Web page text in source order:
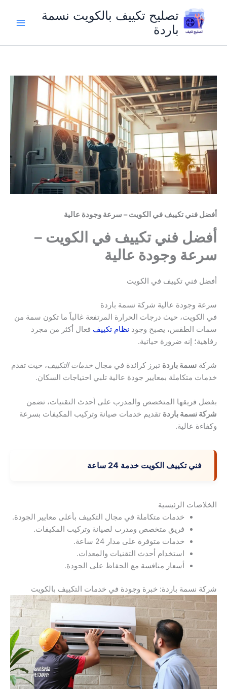
المحتوى
تصليح تكييف بالكويت نسمة
باردة
أفضل فني تكييف في الكويت – سرعة وجودة عالية
أفضل فني تكييف في الكويت –
سرعة وجودة عالية
أفضل فني تكييف في الكويت
سرعة وجودة عالية شركة نسمة باردة
في الكويت، حيث درجات الحرارة المرتفعة غالباً ما تكون سمة من
سمات الطقس، يصبح وجود نظام تكييف فعال أكثر من مجرد
رفاهية؛ إنه ضرورة حياتية.
شركة نسمة باردة تبرز كرائدة في مجال خدمات التكييف، حيث تقدم
خدمات متكاملة بمعايير جودة عالية تلبي احتياجات السكان.
بفضل فريقها المتخصص والمدرب على أحدث التقنيات، تضمن
شركة نسمة باردة تقديم خدمات صيانة وتركيب المكيفات بسرعة
وكفاءة عالية.
فني تكييف الكويت خدمة 24 ساعة
الخلاصات الرئيسية
خدمات متكاملة في مجال التكييف بأعلى معايير الجودة.
فريق متخصص ومدرب لصيانة وتركيب المكيفات.
خدمات متوفرة على مدار 24 ساعة.
استخدام أحدث التقنيات والمعدات.
أسعار منافسة مع الحفاظ على الجودة.
شركة نسمة باردة: خبرة وجودة في خدمات التكييف بالكويت